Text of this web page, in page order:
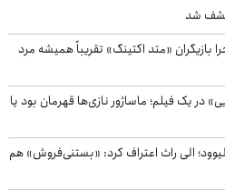
کشف شد
«متد اکتینگ» تقریباً همیشه مرد
در یک فیلم؛ ماساژور نازی‌ها قهرمان بود یا
الی راث اعتراف کرد: «بستنی‌فروش» هم